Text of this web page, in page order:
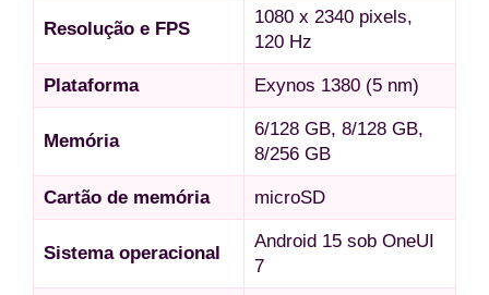
Resolução e FPS
1080 x 2340 pixels,
120 Hz
Plataforma Exynos 1380 (5 nm)
Memória
6/128 GB, 8/128 GB,
8/256 GB
Cartão de memória microSD
Sistema operacional
Android 15 sob OneUI
7